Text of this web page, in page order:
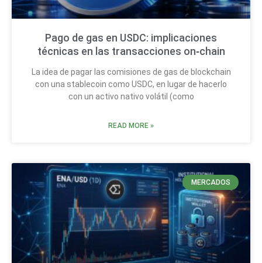
Pago de gas en USDC: implicaciones
técnicas en las transacciones on‑chain
La idea de pagar las comisiones de gas de blockchain
con una stablecoin como USDC, en lugar de hacerlo
con un activo nativo volátil (como
READ MORE »
MERCADOS